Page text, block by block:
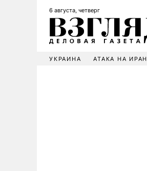
6 августа, четверг
УКРАИНА АТАКА НА ИРАН